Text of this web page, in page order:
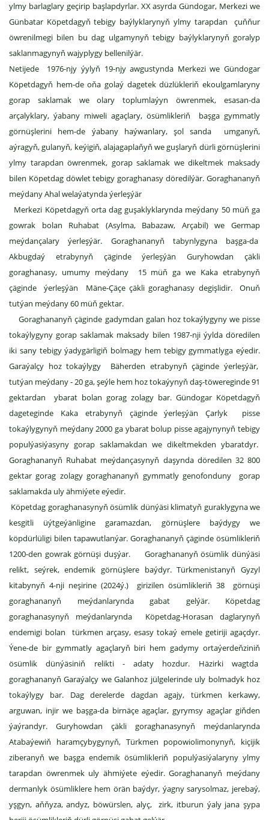
ylmy barlaglary geçirip başlapdyrlar. XX asyrda Gündogar, Merkezi we
Günbatar Köpetdagyň tebigy baýlyklarynyň ylmy tarapdan çuňňur
öwrenilmegi bilen bu dag ulgamynyň tebigy baýlyklarynyň goralyp
saklanmagynyň wajyplygy bellenilýär.
Netijede 1976-njy ýylyň 19-njy awgustynda Merkezi we Gündogar
Köpetdagyň hem-de oňa golaý dagetek düzlükleriň ekoulgamlaryny
gorap saklamak we olary toplumlaýyn öwrenmek, esasan-da
arçalyklary, ýabany miweli agaçlary, ösümlikleriň başga gymmatly
görnüşlerini hem-de ýabany haýwanlary, şol sanda umganyň,
aýragyň, gulanyň, keýigiň, alajagaplaňyň we guşlaryň dürli görnüşlerini
ylmy tarapdan öwrenmek, gorap saklamak we dikeltmek maksady
bilen Köpetdag döwlet tebigy goraghanasy döredilýär. Goraghananyň
meýdany Ahal welaýatynda ýerleşýär
Merkezi Köpetdagyň orta dag guşaklyklarynda meýdany 50 müň ga
gowrak bolan Ruhabat (Asylma, Babazaw, Arçabil) we Germap
meýdançalary ýerleşýär. Goraghananyň tabynlygyna başga-da
Akbugdaý etrabynyň çäginde ýerleşýän Guryhowdan çäkli
goraghanasy, umumy meýdany 15 müň ga we Kaka etrabynyň
çäginde ýerleşýän Mäne-Çäçe çäkli goraghanasy degişlidir. Onuň
tutýan meýdany 60 müň gektar.
Goraghananyň çäginde gadymdan galan hoz tokaýlygyny we pisse
tokaýlygyny gorap saklamak maksady bilen 1987-nji ýylda döredilen
iki sany tebigy ýadygärligiň bolmagy hem tebigy gymmatlyga eýedir.
Garaýalçy hoz tokaýlygy Bäherden etrabynyň çäginde ýerleşýär,
tutýan meýdany - 20 ga, şeýle hem hoz tokaýynyň daş-töwereginde 91
gektardan ybarat bolan gorag zolagy bar. Gündogar Köpetdagyň
dageteginde Kaka etrabynyň çäginde ýerleşýän Çarlyk pisse
tokaýlygynyň meýdany 2000 ga ybarat bolup pisse agajynynyň tebigy
populýasiýasyny gorap saklamakdan we dikeltmekden ybaratdyr.
Goraghananyň Ruhabat meýdançasynyň daşynda döredilen 32 800
gektar gorag zolagy goraghananyň gymmatly genofonduny gorap
saklamakda uly ähmiýete eýedir.
Köpetdag goraghanasynyň ösümlik dünýäsi klimatyň guraklygyna we
kesgitli üýtgeýänligine garamazdan, görnüşlere baýdygy we
köpdürlüligi bilen tapawutlanýar. Goraghananyň çäginde ösümlikleriň
1200-den gowrak görnüşi duşýar. Goraghananyň ösümlik dünýäsi
relikt, seýrek, endemik görnüşlere baýdyr. Türkmenistanyň Gyzyl
kitabynyň 4-nji neşirine (2024ý.) girizilen ösümlikleriň 38 görnüşi
goraghananyň meýdanlarynda gabat gelýär. Köpetdag
goraghanasynyň meýdanlarynda Köpetdag-Horasan daglarynyň
endemigi bolan türkmen arçasy, esasy tokaý emele getiriji agaçdyr.
Ýene-de bir gymmatly agaçlaryň biri hem gadymy ortaýerdeňziniň
ösümlik dünýäsiniň relikti - adaty hozdur. Häzirki wagtda
goraghananyň Garaýalçy we Galanhoz jülgelerinde uly bolmadyk hoz
tokaýlygy bar. Dag derelerde dagdan agajy, türkmen kerkawy,
arguwan, injir we başga-da birnäçe agaçlar, gyrymsy agaçlar giňden
ýaýrandyr. Guryhowdan çäkli goraghanasynyň meýdanlarynda
Atabaýewiň haramçybygynyň, Türkmen popowiolimonynyň, kiçijik
ziberanyň we başga endemik ösümlikleriň populýasiýalaryny ylmy
tarapdan öwrenmek uly ähmiýete eýedir. Goraghananyň meýdany
dermanlyk ösümliklere hem örän baýdyr, ýagny sarysolmaz, jerebaý,
yşgyn, aňňyza, andyz, böwürslen, alyç, zirk, itburun ýaly jana şypa